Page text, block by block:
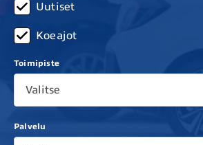
Uutiset
Koeajot
Toimipiste
Valitse
Palvelu